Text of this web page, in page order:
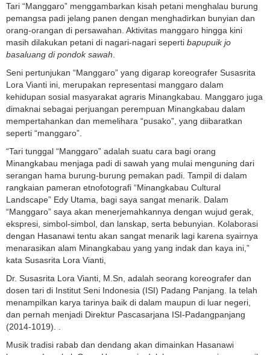
Tari “Manggaro” menggambarkan kisah petani menghalau burung
pemangsa padi jelang panen dengan menghadirkan bunyian dan
orang-orangan di persawahan. Aktivitas manggaro hingga kini
masih dilakukan petani di nagari-nagari seperti bapupuik jo
basaluang di pondok sawah
Seni pertunjukan “Manggaro” yang digarap koreografer Susasrita
Lora Vianti ini, merupakan representasi manggaro dalam
kehidupan sosial masyarakat agraris Minangkabau. Manggaro juga
dimaknai sebagai perjuangan perempuan Minangkabau dalam
mempertahankan dan memelihara “pusako”, yang diibaratkan
seperti “manggaro”.
“Tari tunggal “Manggaro” adalah suatu cara bagi orang
Minangkabau menjaga padi di sawah yang mulai menguning dari
serangan hama burung-burung pemakan padi. Tampil di dalam
rangkaian pameran etnofotografi “Minangkabau Cultural
Landscape” Edy Utama, bagi saya sangat menarik. Dalam
“Manggaro” saya akan menerjemahkannya dengan wujud gerak,
ekspresi, simbol-simbol, dan lanskap, serta bebunyian. Kolaborasi
dengan Hasanawi tentu akan sangat menarik lagi karena syairnya
menarasikan alam Minangkabau yang yang indak dan kaya ini,”
kata Susasrita Lora Vianti,
Dr. Susasrita Lora Vianti, M.Sn, adalah seorang koreografer dan
dosen tari di Institut Seni Indonesia (ISI) Padang Panjang. Ia telah
menampilkan karya tarinya baik di dalam maupun di luar negeri,
dan pernah menjadi Direktur Pascasarjana ISI-Padangpanjang
(2014-1019). .
Musik tradisi rabab dan dendang akan dimainkan Hasanawi